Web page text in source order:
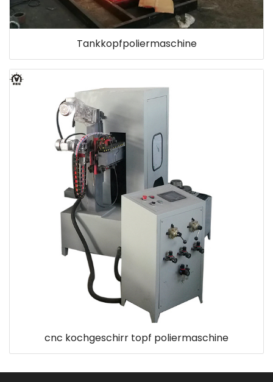
Tankkopfpoliermaschine
cnc kochgeschirr topf poliermaschine